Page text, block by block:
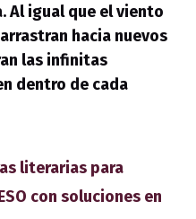
Al igual que el viento
hacia nuevos
las infinitas
dentro de cada
literarias para
con soluciones en